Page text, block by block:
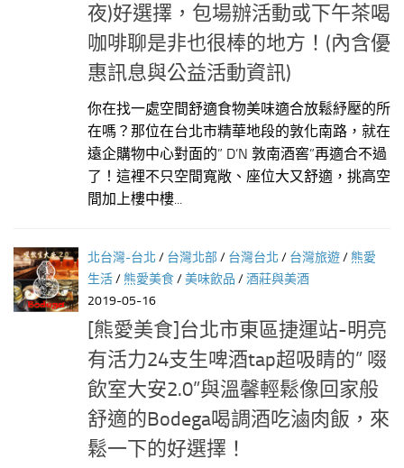
夜)好選擇，包場辦活動或下午茶喝
咖啡聊是非也很棒的地方！(內含優
惠訊息與公益活動資訊)
你在找一處空間舒適食物美味適合放鬆紓壓的所
在嗎？那位在台北市精華地段的敦化南路，就在
遠企購物中心對面的” D’N 敦南酒窖”再適合不過
了！這裡不只空間寬敞、座位大又舒適，挑高空
間加上樓中樓...
北台灣-台北 / 台灣北部 / 台灣台北 / 台灣旅遊/ 熊愛
生活/ 熊愛美食/美味飲品 /酒莊與美酒
2019-05-16
[熊愛美食]台北市東區捷運站-明亮
有活力24支生啤酒tap超吸睛的” 啜
飲室大安2.0”與溫馨輕鬆像回家般
舒適的Bodega喝調酒吃滷肉飯，來
鬆一下的好選擇！